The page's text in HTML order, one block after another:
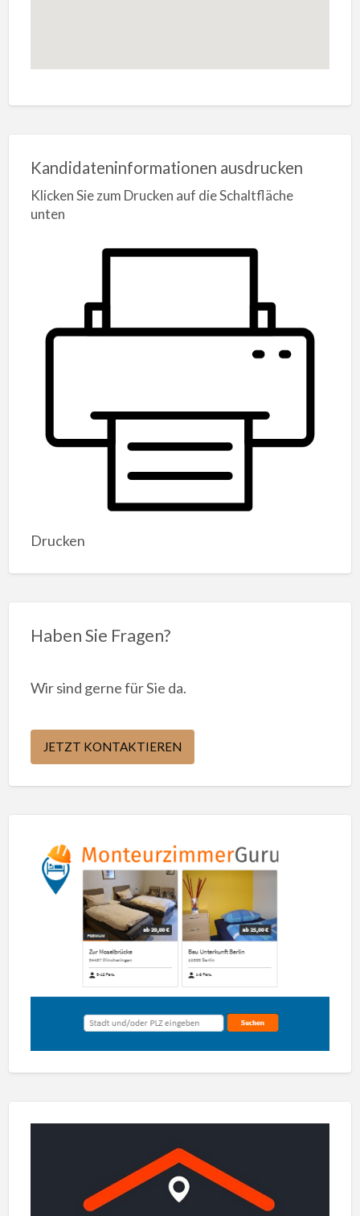
Kandidateninformationen ausdrucken
Klicken Sie zum Drucken auf die Schaltfläche
unten
Drucken
Haben Sie Fragen?
Wir sind gerne für Sie da.
JETZT KONTAKTIEREN